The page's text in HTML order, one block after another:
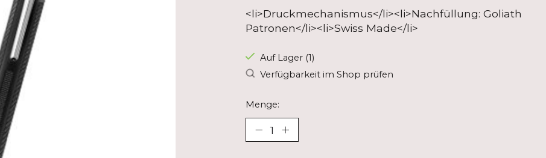
<li>Druckmechanismus</li><li>Nachfüllung: Goliath
Patronen</li><li>Swiss Made</li>
Auf Lager (1)
Verfügbarkeit im Shop prüfen
Menge: